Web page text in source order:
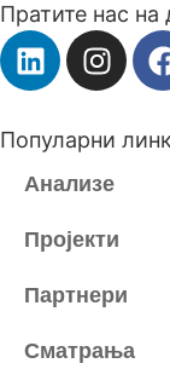
E
S
A
*
Пратите нас
Популарни
Анализе
Пројекти
Партнери
Сматрања